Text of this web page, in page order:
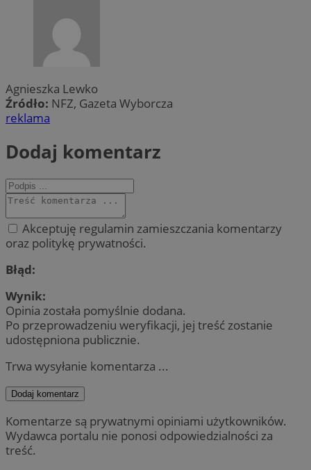
Agnieszka Lewko
Źródło: NFZ, Gazeta Wyborcza
reklama
Dodaj komentarz
Akceptuję regulamin zamieszczania komentarzy
oraz politykę prywatności.
Błąd:
Wynik:
Opinia została pomyślnie dodana.
Po przeprowadzeniu weryfikacji, jej treść zostanie
udostępniona publicznie.
Trwa wysyłanie komentarza ...
Dodaj komentarz
Komentarze są prywatnymi opiniami użytkowników.
Wydawca portalu nie ponosi odpowiedzialności za
treść.